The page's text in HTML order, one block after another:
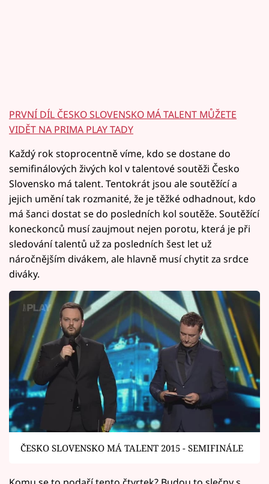
PRVNÍ DÍL ČESKO SLOVENSKO MÁ TALENT MŮŽETE
VIDĚT NA PRIMA PLAY TADY
Každý rok stoprocentně víme, kdo se dostane do
semifinálových živých kol v talentové soutěži Česko
Slovensko má talent. Tentokrát jsou ale soutěžící a
jejich umění tak rozmanité, že je těžké odhadnout, kdo
má šanci dostat se do posledních kol soutěže. Soutěžící
koneckonců musí zaujmout nejen porotu, která je při
sledování talentů už za posledních šest let už
náročnějším divákem, ale hlavně musí chytit za srdce
diváky.
ČESKO SLOVENSKO MÁ TALENT 2015 - SEMIFINÁLE